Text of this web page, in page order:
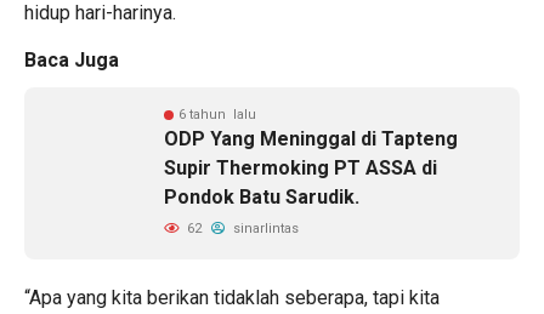
hidup hari-harinya.
Baca Juga
6 tahun lalu
ODP Yang Meninggal di Tapteng
Supir Thermoking PT ASSA di
Pondok Batu Sarudik.
62 sinarlintas
“Apa yang kita berikan tidaklah seberapa, tapi kita